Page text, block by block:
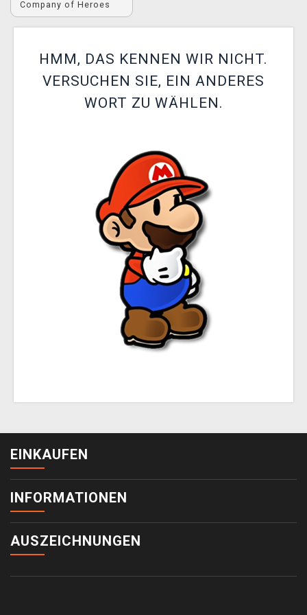
XZONE CLUB
Company of Heroes
HMM, DAS KENNEN WIR NICHT.
VERSUCHEN SIE, EIN ANDERES
WORT ZU WÄHLEN.
EINKAUFEN
INFORMATIONEN
AUSZEICHNUNGEN